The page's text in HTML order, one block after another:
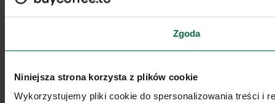
Zgoda
Niniejsza strona korzysta z plików cookie
Wykorzystujemy pliki cookie do spersonalizowania treści i